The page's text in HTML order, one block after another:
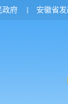
政府 安徽省